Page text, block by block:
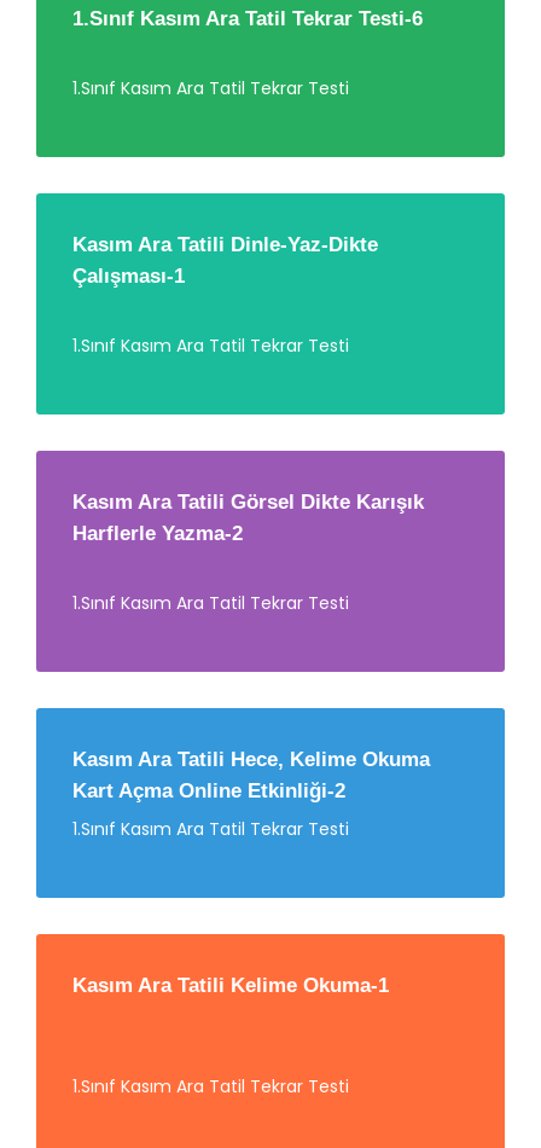
1.Sınıf Kasım Ara Tatil Tekrar Testi-6
1.Sınıf Kasım Ara Tatil Tekrar Testi
Kasım Ara Tatili Dinle-Yaz-Dikte
Çalışması-1
1.Sınıf Kasım Ara Tatil Tekrar Testi
Kasım Ara Tatili Görsel Dikte Karışık
Harflerle Yazma-2
1.Sınıf Kasım Ara Tatil Tekrar Testi
Kasım Ara Tatili Hece, Kelime Okuma
Kart Açma Online Etkinliği-2
1.Sınıf Kasım Ara Tatil Tekrar Testi
Kasım Ara Tatili Kelime Okuma-1
1.Sınıf Kasım Ara Tatil Tekrar Testi